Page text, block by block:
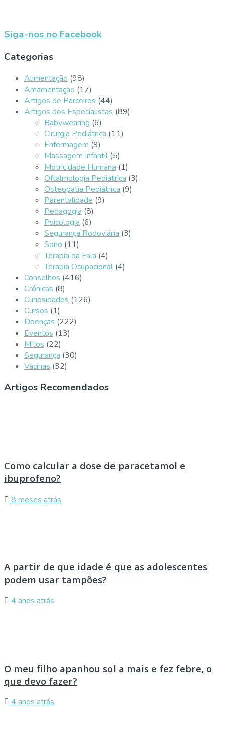
Siga-nos no Facebook
Categorias
Alimentação (98)
Amamentação (17)
Artigos de Parceiros (44)
Artigos dos Especialistas (89)
Babywearing (6)
Cirurgia Pediátrica (11)
Enfermagem (9)
Massagem Infantil (5)
Motricidade Humana (1)
Oftalmologia Pediátrica (3)
Osteopatia Pediátrica (9)
Parentalidade (9)
Pedagogia (8)
Psicologia (6)
Segurança Rodoviária (3)
Sono (11)
Terapia da Fala (4)
Terapia Ocupacional (4)
Conselhos (416)
Crónicas (8)
Curiosidades (126)
Cursos (1)
Doenças (222)
Eventos (13)
Mitos (22)
Segurança (30)
Vacinas (32)
Artigos Recomendados
Como calcular a dose de paracetamol e
ibuprofeno?
8 meses atrás
A partir de que idade é que as adolescentes
podem usar tampões?
4 anos atrás
O meu filho apanhou sol a mais e fez febre, o
que devo fazer?
4 anos atrás